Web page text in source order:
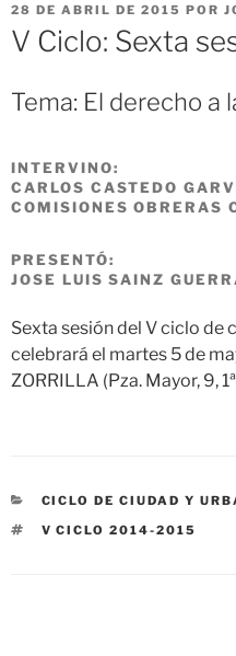
PUBLICADO
EL
28 DE ABRIL DE 2015 POR
V Ciclo: Sexta
Tema: El derecho a
INTERVINO:
CARLOS CASTEDO
COMISIONES OBRERAS
PRESENTÓ:
JOSE LUIS SAINZ
Sexta sesión del V ciclo de
celebrará el martes 5 de
ZORRILLA (Pza. Mayor, 9,
CATEGORÍAS
CICLO DE CIUDAD Y
ETIQUETAS
V CICLO 2014-2015